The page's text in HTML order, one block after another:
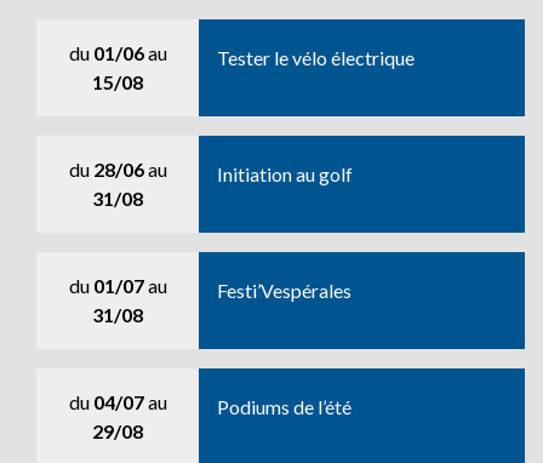
du 01/06au
15/08
Tester le vélo électrique
du 28/06au
31/08
Initiation au golf
du 01/07au
31/08
Festi’Vespérales
du 04/07au
29/08
Podiums de l’été